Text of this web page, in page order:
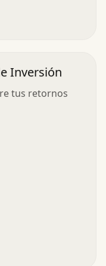
Inversión
tus retornos